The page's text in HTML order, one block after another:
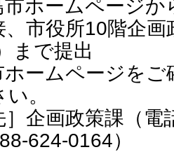
市ホームページ
、市役所10階企
まで提出
ームページをご
。
］企画政策課（
624-0164）